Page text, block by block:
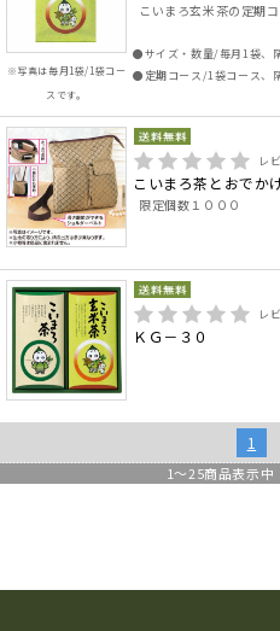
※写真は毎月1袋/1袋コー
スです。
こいまろ玄米茶の定期
●サイズ・数量/毎月1袋、
●定期コース/1袋コース、
レ
こいまろ茶とおでか
限定個数１０００
レ
ＫＧ－３０
1
1～25商品表示中